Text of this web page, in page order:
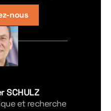
nous
SCHULZ
et recherche